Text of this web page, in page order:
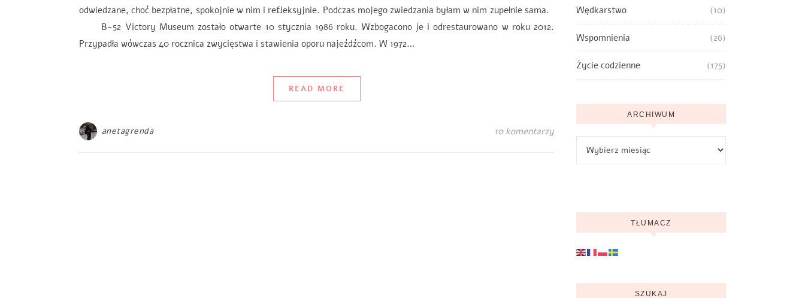
odwiedzane, choć bezpłatne, spokojnie w nim i refleksyjnie. Podczas mojego zwiedzania byłam w nim zupełnie sama.
B-52 Victory Museum zostało otwarte 10 stycznia 1986 roku. Wzbogacono je i odrestaurowano w roku 2012.
Przypadła wówczas 40 rocznica zwycięstwa i stawienia oporu najeźdźcom. W 1972…
READ MORE
anetagrenda 10 komentarzy
Wędkarstwo (10)
Wspomnienia (26)
Życie codzienne (175)
ARCHIWUM
TŁUMACZ
SZUKAJ